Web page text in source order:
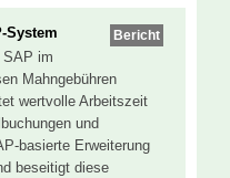
Bericht
System
SAP im
Mahngebühren
wertvolle Arbeitszeit
und
basierte Erweiterung
beseitigt diese